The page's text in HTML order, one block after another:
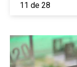
11 de 28